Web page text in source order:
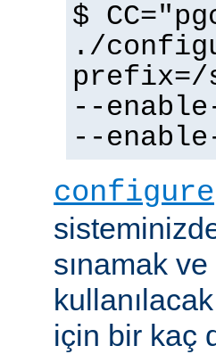
$
./
prefix=/
--
--
configure
sınamak
için bir kaç